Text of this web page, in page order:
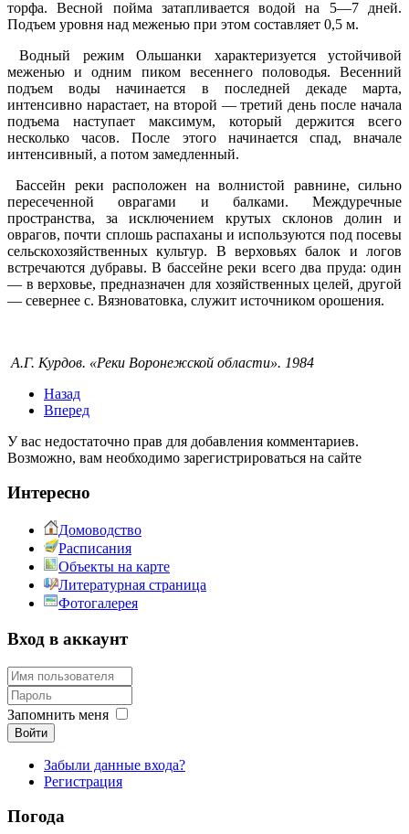
торфа. Весной пойма затапливается водой на 5—7 дней.
Подъем уровня над меженью при этом составляет 0,5 м.
Водный режим Ольшанки характеризуется устойчивой
меженью и одним пиком весеннего половодья. Весенний
подъем воды начинается в последней декаде марта,
интенсивно нарастает, на второй — третий день после начала
подъема наступает максимум, который держится всего
несколько часов. После этого начинается спад, вначале
интенсивный, а потом замедленный.
Бассейн реки расположен на волнистой равнине, сильно
пересеченной оврагами и балками. Междуречные
пространства, за исключением крутых склонов долин и
оврагов, почти сплошь распаханы и используются под посевы
сельскохозяйственных культур. В верховьях балок и логов
встречаются дубравы. В бассейне реки всего два пруда: один
— в верховье, предназначен для хозяйственных целей, другой
— севернее с. Вязноватовка, служит источником орошения.
А.Г. Курдов. «Реки Воронежской области». 1984
Назад
Вперед
У вас недостаточно прав для добавления комментариев.
Возможно, вам необходимо зарегистрироваться на сайте
Интересно
Домоводство
Расписания
Объекты на карте
Литературная страница
Фотогалерея
Вход в аккаунт
Запомнить меня
Войти
Забыли данные входа?
Регистрация
Погода